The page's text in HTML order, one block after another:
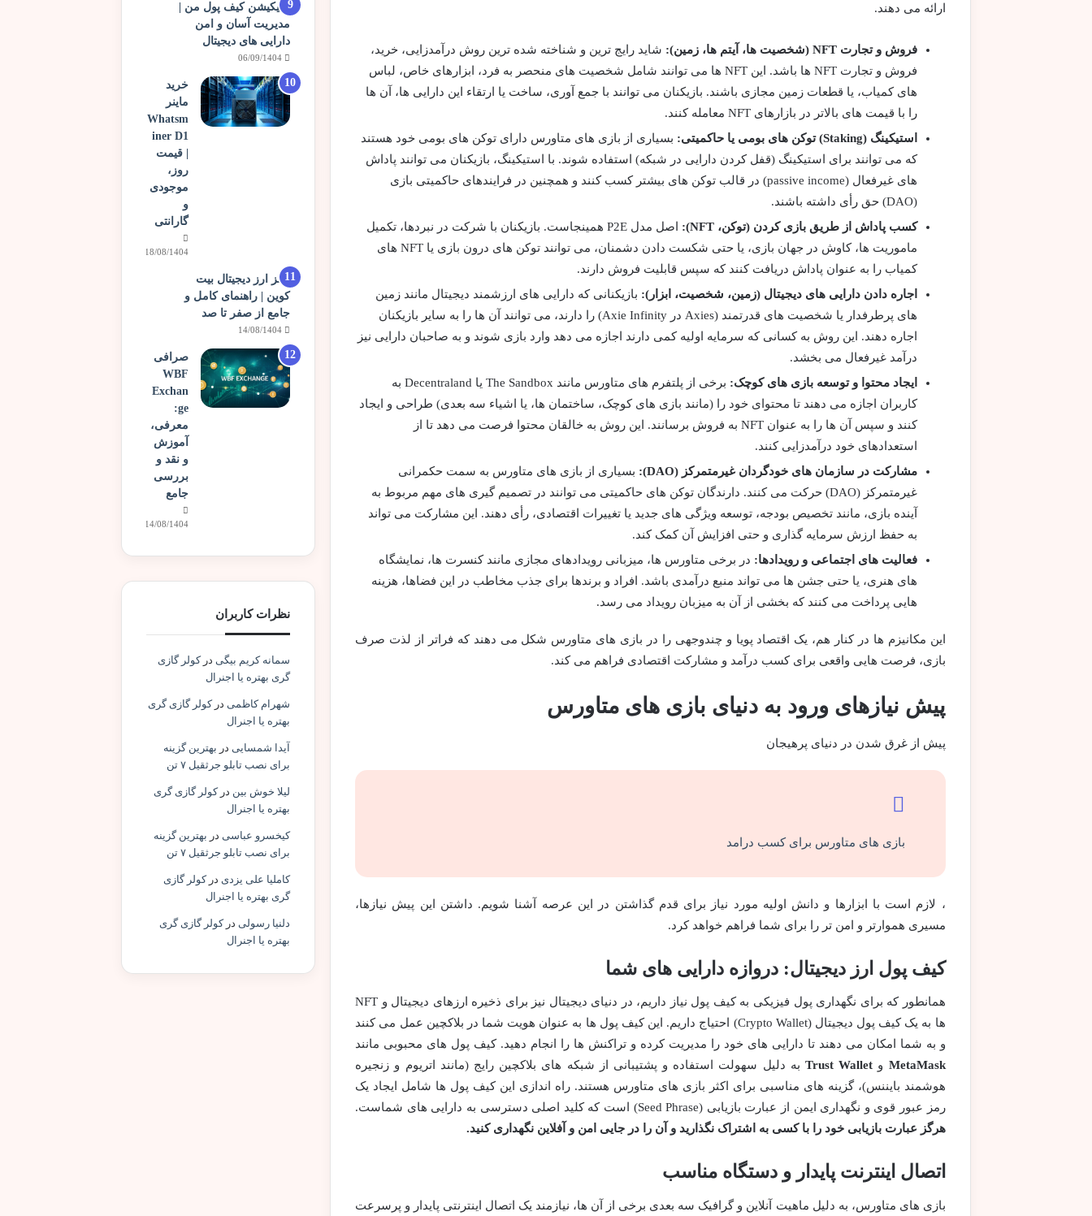
ارائه می دهند.
فروش و تجارت NFT (شخصیت ها، آیتم ها، زمین):
شاید رایج ترین و شناخته شده ترین روش درآمدزایی، خرید،
فروش و تجارت NFT ها باشد. این NFT ها می توانند شامل شخصیت های منحصر به فرد، ابزارهای خاص، لباس
های کمیاب، یا قطعات زمین مجازی باشند. بازیکنان می توانند با جمع آوری، ساخت یا ارتقاء این دارایی ها، آن ها
را با قیمت های بالاتر در بازارهای NFT معامله کنند.
استیکینگ (Staking) توکن های بومی یا حاکمیتی:
بسیاری از بازی های متاورس دارای توکن های بومی خود هستند
که می توانند برای استیکینگ (قفل کردن دارایی در شبکه) استفاده شوند. با استیکینگ، بازیکنان می توانند پاداش
های غیرفعال (passive income) در قالب توکن های بیشتر کسب کنند و همچنین در فرایندهای حاکمیتی بازی
(DAO) حق رأی داشته باشند.
کسب پاداش از طریق بازی کردن (توکن، NFT):
اصل مدل P2E همینجاست. بازیکنان با شرکت در نبردها، تکمیل
ماموریت ها، کاوش در جهان بازی، یا حتی شکست دادن دشمنان، می توانند توکن های درون بازی یا NFT های
کمیاب را به عنوان پاداش دریافت کنند که سپس قابلیت فروش دارند.
اجاره دادن دارایی های دیجیتال (زمین، شخصیت، ابزار): بازیکنانی که دارایی های ارزشمند دیجیتال مانند زمین
های پرطرفدار یا شخصیت های قدرتمند (Axies در Axie Infinity) را دارند، می توانند آن ها را به سایر بازیکنان
اجاره دهند. این روش به کسانی که سرمایه اولیه کمی دارند اجازه می دهد وارد بازی شوند و به صاحبان دارایی نیز
درآمد غیرفعال می بخشد.
ایجاد محتوا و توسعه بازی های کوچک:
برخی از پلتفرم های متاورس مانند The Sandbox یا Decentraland به
کاربران اجازه می دهند تا محتوای خود را (مانند بازی های کوچک، ساختمان ها، یا اشیاء سه بعدی) طراحی و ایجاد
کنند و سپس آن ها را به عنوان NFT به فروش برسانند. این روش به خالقان محتوا فرصت می دهد تا از
استعدادهای خود درآمدزایی کنند.
مشارکت در سازمان های خودگردان غیرمتمرکز (DAO):
بسیاری از بازی های متاورس به سمت حکمرانی
غیرمتمرکز (DAO) حرکت می کنند. دارندگان توکن های حاکمیتی می توانند در تصمیم گیری های مهم مربوط به
آینده بازی، مانند تخصیص بودجه، توسعه ویژگی های جدید یا تغییرات اقتصادی، رأی دهند. این مشارکت می تواند
به حفظ ارزش سرمایه گذاری و حتی افزایش آن کمک کند.
فعالیت های اجتماعی و رویدادها: در برخی متاورس ها، میزبانی رویدادهای مجازی مانند کنسرت ها، نمایشگاه
های هنری، یا حتی جشن ها می تواند منبع درآمدی باشد. افراد و برندها برای جذب مخاطب در این فضاها، هزینه
هایی پرداخت می کنند که بخشی از آن به میزبان رویداد می رسد.
این مکانیزم ها در کنار هم، یک اقتصاد پویا و چندوجهی را در بازی های متاورس شکل می دهند که فراتر از لذت صرف
بازی، فرصت هایی واقعی برای کسب درآمد و مشارکت اقتصادی فراهم می کند.
پیش نیازهای ورود به دنیای بازی های متاورس
پیش از غرق شدن در دنیای پرهیجان
بازی های متاورس برای کسب درامد
، لازم است با ابزارها و دانش اولیه مورد نیاز برای قدم گذاشتن در این عرصه آشنا شویم. داشتن این پیش نیازها،
مسیری هموارتر و امن تر را برای شما فراهم خواهد کرد.
کیف پول ارز دیجیتال: دروازه دارایی های شما
همانطور که برای نگهداری پول فیزیکی به کیف پول نیاز داریم، در دنیای دیجیتال نیز برای ذخیره ارزهای دیجیتال و NFT
ها به یک کیف پول دیجیتال (Crypto Wallet) احتیاج داریم. این کیف پول ها به عنوان هویت شما در بلاکچین عمل می کنند
و به شما امکان می دهند تا دارایی های خود را مدیریت کرده و تراکنش ها را انجام دهید. کیف پول های محبوبی مانند
MetaMask و Trust Walletبه دلیل سهولت استفاده و پشتیبانی از شبکه های بلاکچین رایج (مانند اتریوم و زنجیره
هوشمند بایننس)، گزینه های مناسبی برای اکثر بازی های متاورس هستند. راه اندازی این کیف پول ها شامل ایجاد یک
رمز عبور قوی و نگهداری ایمن از عبارت بازیابی (Seed Phrase) است که کلید اصلی دسترسی به دارایی های شماست.
هرگز عبارت بازیابی خود را با کسی به اشتراک نگذارید و آن را در جایی امن و آفلاین نگهداری کنید.
اتصال اینترنت پایدار و دستگاه مناسب
بازی های متاورس، به دلیل ماهیت آنلاین و گرافیک سه بعدی برخی از آن ها، نیازمند یک اتصال اینترنتی پایدار و پرسرعت
اپلیکیشن کیف پول من |
مدیریت آسان و امن
دارایی های دیجیتال
06/09/1404
خرید
ماینر
Whatsm
iner D1
| قیمت
روز،
موجودی
و
گارانتی
18/08/1404
رمز ارز دیجیتال بیت
کوین | راهنمای کامل و
جامع از صفر تا صد
14/08/1404
صرافی
WBF
Exchan
ge:
معرفی،
آموزش
و نقد و
بررسی
جامع
14/08/1404
نظرات کاربران
سمانه کریم بیگی درکولر گازی
گری بهتره یا اجنرال
شهرام کاظمی درکولر گازی گری
بهتره یا اجنرال
آیدا شمسایی در بهترین گزینه
برای نصب تابلو جرثقیل ۷ تن
لیلا خوش بین درکولر گازی گری
بهتره یا اجنرال
کیخسرو عباسی در بهترین گزینه
برای نصب تابلو جرثقیل ۷ تن
کاملیا علی یزدیدرکولر گازی
گری بهتره یا اجنرال
دلنیا رسولی درکولر گازی گری
بهتره یا اجنرال